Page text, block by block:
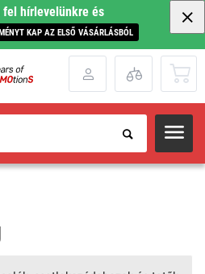
fel hírlevelünkre és
KAP AZ ELSŐ VÁSÁRLÁSBÓL